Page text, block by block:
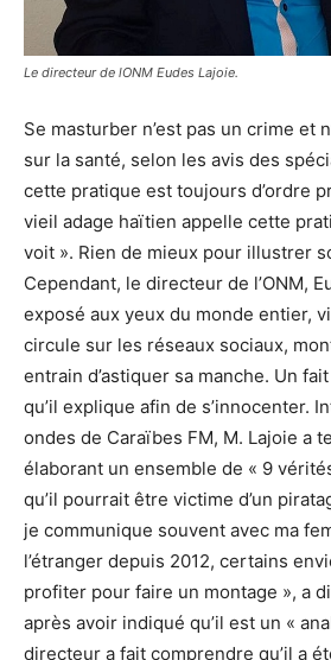
Le directeur de lONM Eudes Lajoie.
Se masturber n’est pas un crime et
sur la santé, selon les avis des
cette pratique est toujours d’ordre
vieil adage haïtien appelle cette
voit ». Rien de mieux pour illustrer
Cependant, le directeur de l’ONM,
exposé aux yeux du monde entier,
circule sur les réseaux sociaux,
entrain d’astiquer sa manche. Un
qu’il explique afin de s’innocenter.
ondes de Caraïbes FM, M. Lajoie a
élaborant un ensemble de « 9
qu’il pourrait être victime d’un
je communique souvent avec ma
l’étranger depuis 2012, certains
profiter pour faire un montage », a
après avoir indiqué qu’il est un «
directeur a fait comprendre qu’il a